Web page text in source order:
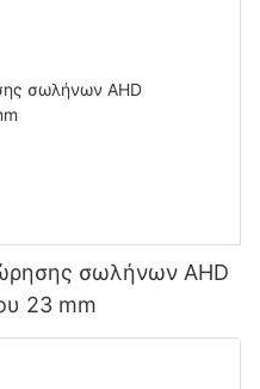
σωλήνων AHD
23 mm